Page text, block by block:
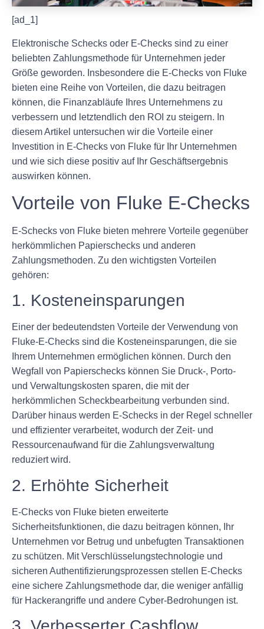
[ad_1]
Elektronische Schecks oder E-Checks sind zu einer
beliebten Zahlungsmethode für Unternehmen jeder
Größe geworden. Insbesondere die E-Checks von Fluke
bieten eine Reihe von Vorteilen, die dazu beitragen
können, die Finanzabläufe Ihres Unternehmens zu
verbessern und letztendlich den ROI zu steigern. In
diesem Artikel untersuchen wir die Vorteile einer
Investition in E-Checks von Fluke für Ihr Unternehmen
und wie sich diese positiv auf Ihr Geschäftsergebnis
auswirken können.
Vorteile von Fluke E-Checks
E-Schecks von Fluke bieten mehrere Vorteile gegenüber
herkömmlichen Papierschecks und anderen
Zahlungsmethoden. Zu den wichtigsten Vorteilen
gehören:
1. Kosteneinsparungen
Einer der bedeutendsten Vorteile der Verwendung von
Fluke-E-Checks sind die Kosteneinsparungen, die sie
Ihrem Unternehmen ermöglichen können. Durch den
Wegfall von Papierschecks können Sie Druck-, Porto-
und Verwaltungskosten sparen, die mit der
herkömmlichen Scheckbearbeitung verbunden sind.
Darüber hinaus werden E-Schecks in der Regel schneller
und effizienter verarbeitet, wodurch der Zeit- und
Ressourcenaufwand für die Zahlungsverwaltung
reduziert wird.
2. Erhöhte Sicherheit
E-Checks von Fluke bieten erweiterte
Sicherheitsfunktionen, die dazu beitragen können, Ihr
Unternehmen vor Betrug und unbefugten Transaktionen
zu schützen. Mit Verschlüsselungstechnologie und
sicheren Authentifizierungsprozessen stellen E-Checks
eine sichere Zahlungsmethode dar, die weniger anfällig
für Hackerangriffe und andere Cyber-Bedrohungen ist.